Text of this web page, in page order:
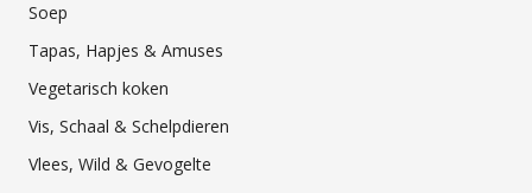
Soep
Tapas, Hapjes & Amuses
Vegetarisch koken
Vis, Schaal & Schelpdieren
Vlees, Wild & Gevogelte